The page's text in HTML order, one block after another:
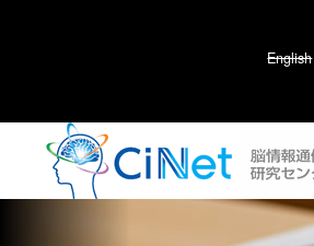
English